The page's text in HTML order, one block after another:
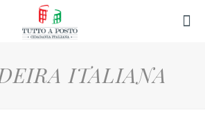
ITALIANA